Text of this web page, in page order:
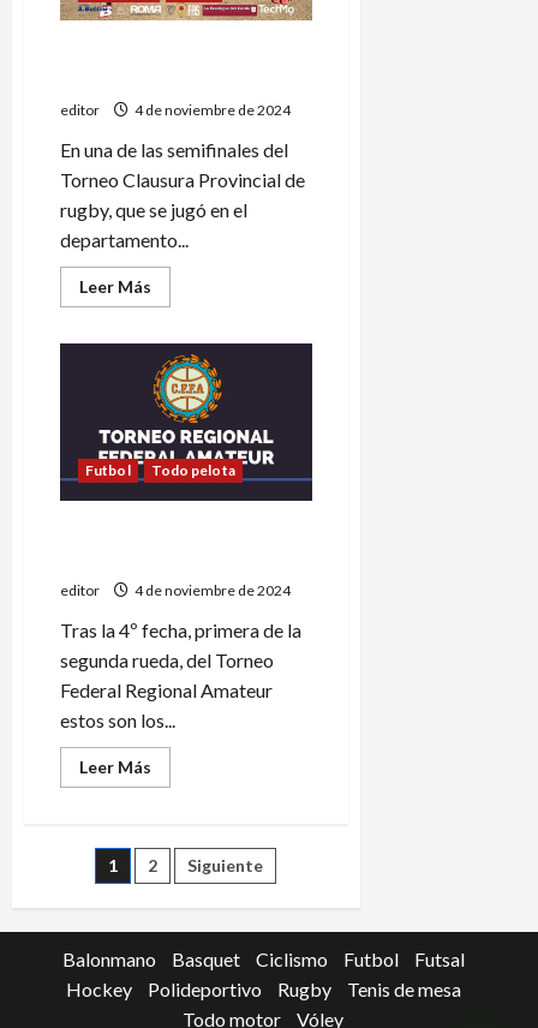
editor 4 de noviembre de 2024
En una de las semifinales del
Torneo Clausura Provincial de
rugby, que se jugó en el
departamento...
Leer Más
más
Una
derrota
que
no
empaña
una
gran
temporada
Futbol Todo pelota
editor 4 de noviembre de 2024
Tras la 4º fecha, primera de la
segunda rueda, del Torneo
Federal Regional Amateur
estos son los...
Leer Más
más
posiciones
y
próxima
Paginación
de
entradas
1 2 Siguiente
Balonmano Basquet Ciclismo Futbol
Futsal
Hockey
Polideportivo Rugby
Tenis de mesa
Todo motor
Vóley